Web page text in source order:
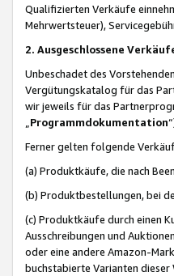
Qualifizierten Verkäufe
Mehrwertsteuer),
2. Ausgeschlossene
Unbeschadet des
Vergütungskatalog für das
wir jeweils für das
Programmdokumentation
Ferner gelten folgende
(a) Produktkäufe, die nach
(b) Produktbestellungen, bei
(c) Produktkäufe durch einen
Ausschreibungen und
oder eine andere Amazon-
buchstabierte Varianten dieser